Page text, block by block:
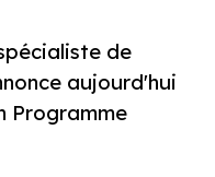
de
aujourd'hui
Programme